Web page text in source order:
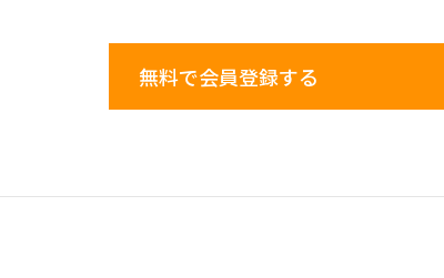
無料で会員登録する